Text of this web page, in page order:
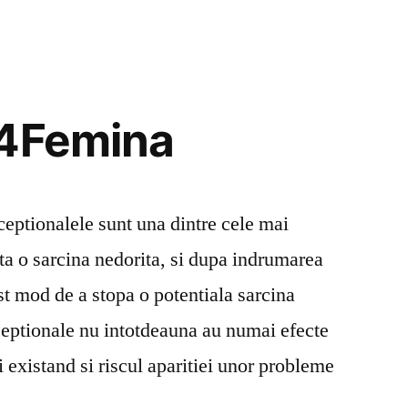
sunt una dintre cele mai
o sarcina nedorita, si dupa indrumarea
mod de a stopa o potentiala sarcina
nu intotdeauna au numai efecte
si riscul aparitiei unor probleme